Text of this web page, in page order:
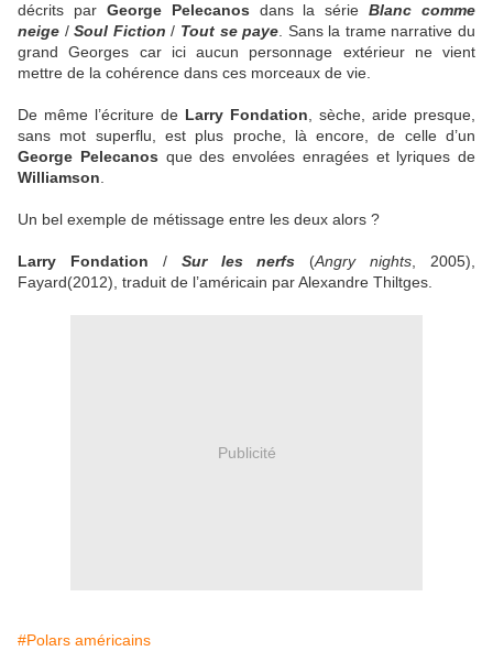
décrits par George Pelecanos dans la sérieBlanc comme
neige /Soul Fiction / Tout se paye . Sans la trame narrative du
grand Georges car ici aucun personnage extérieur ne vient
mettre de la cohérence dans ces morceaux de vie.
De même l’écriture de Larry Fondation , sèche, aride presque,
sans mot superflu, est plus proche, là encore, de celle d’un
George Pelecanos que des envolées enragées et lyriques de
Williamson
Un bel exemple de métissage entre les deux alors ?
Larry Fondation / Sur les nerfs (Angry nights , 2005),
Fayard(2012), traduit de l’américain par Alexandre Thiltges.
Publicité
#Polars américains